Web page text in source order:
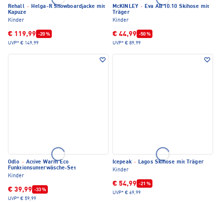
Rehall · Helga-R Snowboardjacke mit
Kapuze
Kinder
€ 119,99 -20 %
UVP* € 149,99
McKINLEY · Eva AB 10.10 Skihose mit
Träger
Kinder
€ 44,99 -50 %
UVP* € 89,99
Odlo · Active Warm Eco
Funktionsunterwäsche-Set
Kinder
€ 39,99 -33 %
UVP* € 59,99
Icepeak · Lagos Skihose mit Träger
Kinder
€ 54,99 -21 %
UVP* € 69,99